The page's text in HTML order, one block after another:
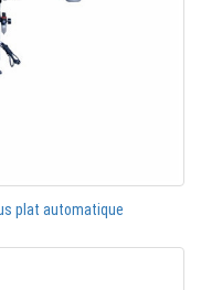
plat automatique